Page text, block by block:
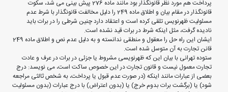
پرداخت هم مورد نظر قانونگذار بود مانند ماده 276 پیش بینی می شد، سکوت
قانونگذار در مقام بیان و اطلاق ماده 249 را دلیل مخالفت قانونگذار با شرط عدم
مسئولیت ظهرنویس تلقی کرده است و اعتقاد دارد چنین شرطی را در برات باید
نادیده گرفت، مثل اینکه شرط در برات قید نشده است.
ایشان این راه حل را معقول و منطقی ندانسته و به دلیل عدم نص و اطلاق ماده 249
قانن تجارت به آن متوسل شده است.
ستوده تهرانی با بیان این که ظهرنویسی مشروط یا جزئی در برات در عرف و عادت
تجارت معمول نیست و قانون تجارت در این خصوص ساکت است، می نویسد: درج
بعضی از عبارات مانند اینکه (در صورت عدم قبول یا پرداخت، به شخص ثالثی مراجعه
شود) یا (برگشت برات بدوم خرج) یا (بدون اعتراض) با درج عبارات (بدون مسئولیت